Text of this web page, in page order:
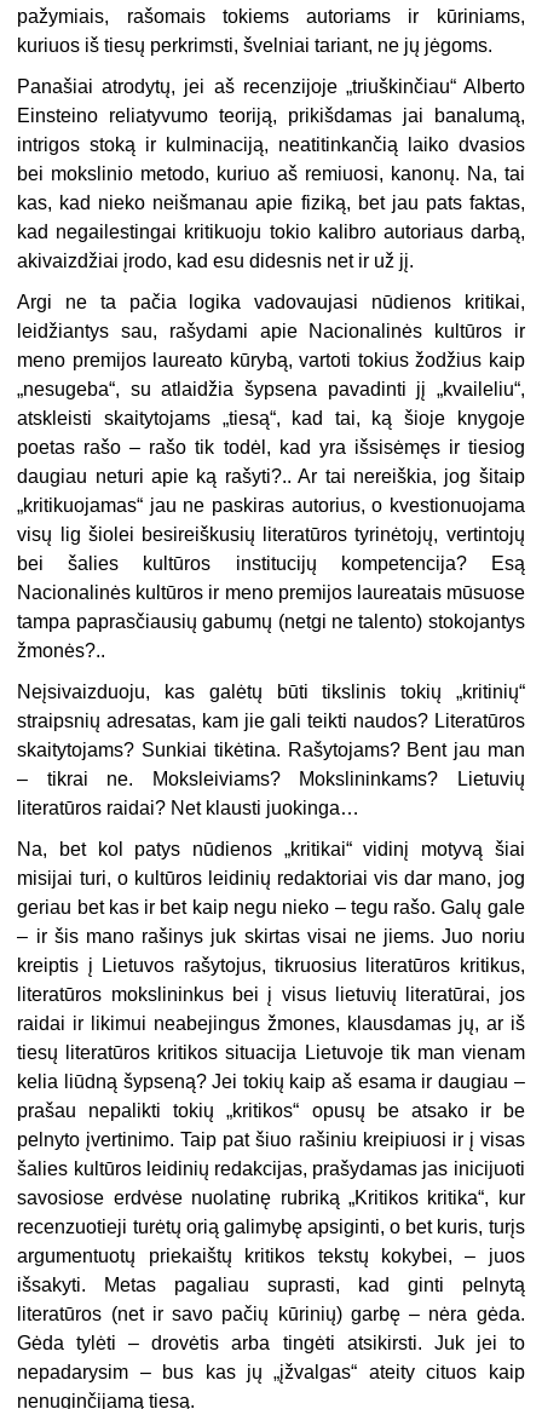
pažymiais, rašomais tokiems autoriams ir kūriniams,
kuriuos iš tiesų perkrimsti, švelniai tariant, ne jų jėgoms.
Panašiai atrodytų, jei aš recenzijoje „triuškinčiau“ Alberto
Einsteino reliatyvumo teoriją, prikišdamas jai banalumą,
intrigos stoką ir kulminaciją, neatitinkančią laiko dvasios
bei mokslinio metodo, kuriuo aš remiuosi, kanonų. Na, tai
kas, kad nieko neišmanau apie fiziką, bet jau pats faktas,
kad negailestingai kritikuoju tokio kalibro autoriaus darbą,
akivaizdžiai įrodo, kad esu didesnis net ir už jį.
Argi ne ta pačia logika vadovaujasi nūdienos kritikai,
leidžiantys sau, rašydami apie Nacionalinės kultūros ir
meno premijos laureato kūrybą, vartoti tokius žodžius kaip
„nesugeba“, su atlaidžia šypsena pavadinti jį „kvaileliu“,
atskleisti skaitytojams „tiesą“, kad tai, ką šioje knygoje
poetas rašo – rašo tik todėl, kad yra išsisėmęs ir tiesiog
daugiau neturi apie ką rašyti?.. Ar tai nereiškia, jog šitaip
„kritikuojamas“ jau ne paskiras autorius, o kvestionuojama
visų lig šiolei besireiškusių literatūros tyrinėtojų, vertintojų
bei šalies kultūros institucijų kompetencija? Esą
Nacionalinės kultūros ir meno premijos laureatais mūsuose
tampa paprasčiausių gabumų (netgi ne talento) stokojantys
žmonės?..
Neįsivaizduoju, kas galėtų būti tikslinis tokių „kritinių“
straipsnių adresatas, kam jie gali teikti naudos? Literatūros
skaitytojams? Sunkiai tikėtina. Rašytojams? Bent jau man
– tikrai ne. Moksleiviams? Mokslininkams? Lietuvių
literatūros raidai? Net klausti juokinga…
Na, bet kol patys nūdienos „kritikai“ vidinį motyvą šiai
misijai turi, o kultūros leidinių redaktoriai vis dar mano, jog
geriau bet kas ir bet kaip negu nieko – tegu rašo. Galų gale
– ir šis mano rašinys juk skirtas visai ne jiems. Juo noriu
kreiptis į Lietuvos rašytojus, tikruosius literatūros kritikus,
literatūros mokslininkus bei į visus lietuvių literatūrai, jos
raidai ir likimui neabejingus žmones, klausdamas jų, ar iš
tiesų literatūros kritikos situacija Lietuvoje tik man vienam
kelia liūdną šypseną? Jei tokių kaip aš esama ir daugiau –
prašau nepalikti tokių „kritikos“ opusų be atsako ir be
pelnyto įvertinimo. Taip pat šiuo rašiniu kreipiuosi ir į visas
šalies kultūros leidinių redakcijas, prašydamas jas inicijuoti
savosiose erdvėse nuolatinę rubriką „Kritikos kritika“, kur
recenzuotieji turėtų orią galimybę apsiginti, o bet kuris, turįs
argumentuotų priekaištų kritikos tekstų kokybei, – juos
išsakyti. Metas pagaliau suprasti, kad ginti pelnytą
literatūros (net ir savo pačių kūrinių) garbę – nėra gėda.
Gėda tylėti – drovėtis arba tingėti atsikirsti. Juk jei to
nepadarysim – bus kas jų „įžvalgas“ ateity cituos kaip
nenuginčijamą tiesą.